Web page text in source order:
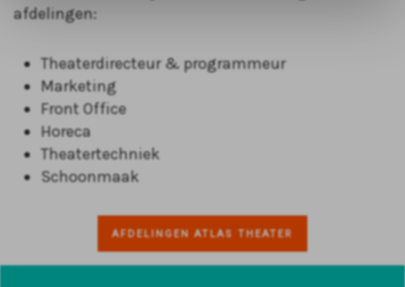
afdelingen:
Theaterdirecteur & programmeur
Marketing
Front Office
Horeca
Theatertechniek
Schoonmaak
AFDELINGEN ATLAS THEATER